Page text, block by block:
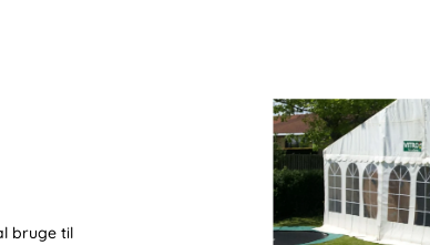
bruge til